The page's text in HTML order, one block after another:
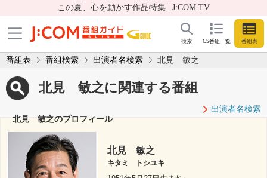
この夏、心を動かす作品特集 | J:COM TV
CS番組一覧 番組表
検索
番組表 番組検索 出演者名検索 北見 敏之
北見 敏之に関連する番組
出演者名検索
北見 敏之のプロフィール
北見 敏之
キタミ トシユキ